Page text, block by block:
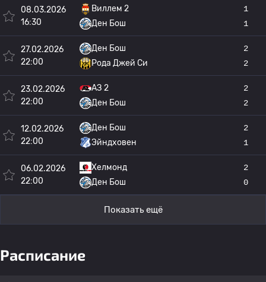
08.03.2026
16:30
Виллем 2
Ден Бош
1
1
27.02.2026
22:00
Ден Бош
Рода Джей Си
2
2
23.02.2026
22:00
АЗ 2
Ден Бош
2
2
12.02.2026
22:00
Ден Бош
Эйндховен
2
1
06.02.2026
22:00
Хелмонд
Ден Бош
2
0
Показать ещё
Расписание